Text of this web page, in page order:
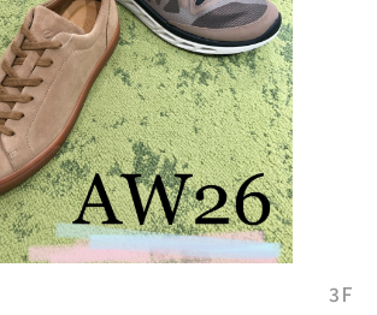
3F